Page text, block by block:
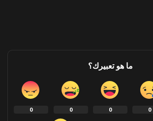
ما هو تعبيرك؟
0
0
0
0